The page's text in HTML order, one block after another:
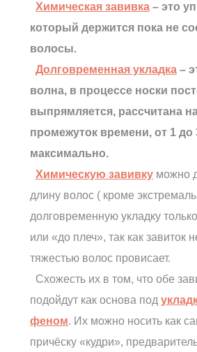
Химическая завивка – это
который держится пока не
волосы.
Долговременная укладка –
волна, в процессе носки
выпрямляется, рассчитана
промежуток времени, от 1 до
максимально.
Химическую завивку можно
длину волос ( кроме
долговременную укладку
или «до плеч», так как завиток
тяжестью волос провисает.
Схожесть их в том, что обе
подойдут как основа под
феном. Их можно носить как
причёску «кудри»,